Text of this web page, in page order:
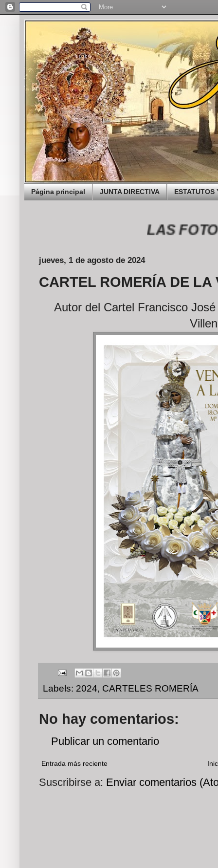
Página principal JUNTA DIRECTIVA ESTATUTOS
LAS
jueves, 1 de agosto de 2024
CARTEL ROMERÍA DE LA
Autor del Cartel Francisco
Labels: 2024, CARTELES ROMERÍA
No hay comentarios:
Publicar un comentario
Entrada más reciente
Suscribirse a: Enviar comentarios